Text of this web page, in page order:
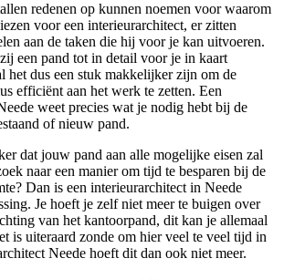
redenen op kunnen noemen voor waarom
voor een interieurarchitect, er zitten
aan de taken die hij voor je kan uitvoeren.
een pand tot in detail voor je in kaart
het dus een stuk makkelijker zijn om de
efficiënt aan het werk te zetten. Een
weet precies wat je nodig hebt bij de
of nieuw pand.
dat jouw pand aan alle mogelijke eisen zal
naar een manier om tijd te besparen bij de
Dan is een interieurarchitect in Neede
Je hoeft je zelf niet meer te buigen over
van het kantoorpand, dit kan je allemaal
is uiteraard zonde om hier veel te veel tijd in
Neede hoeft dit dan ook niet meer.